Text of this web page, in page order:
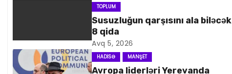
v
TOPLUM
Susuzluğun qarşısını ala biləcək
8 qida
Avq 5, 2026
HADISƏ MANŞET
Avropa liderləri Yerevanda